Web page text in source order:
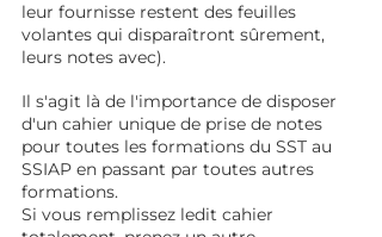
leur fournisse restent des feuilles
volantes qui disparaîtront sûrement,
leurs notes avec).
Il s'agit là de l'importance de disposer
d'un cahier unique de prise de notes
pour toutes les formations du SST au
SSIAP en passant par toutes autres
formations.
Si vous remplissez ledit cahier